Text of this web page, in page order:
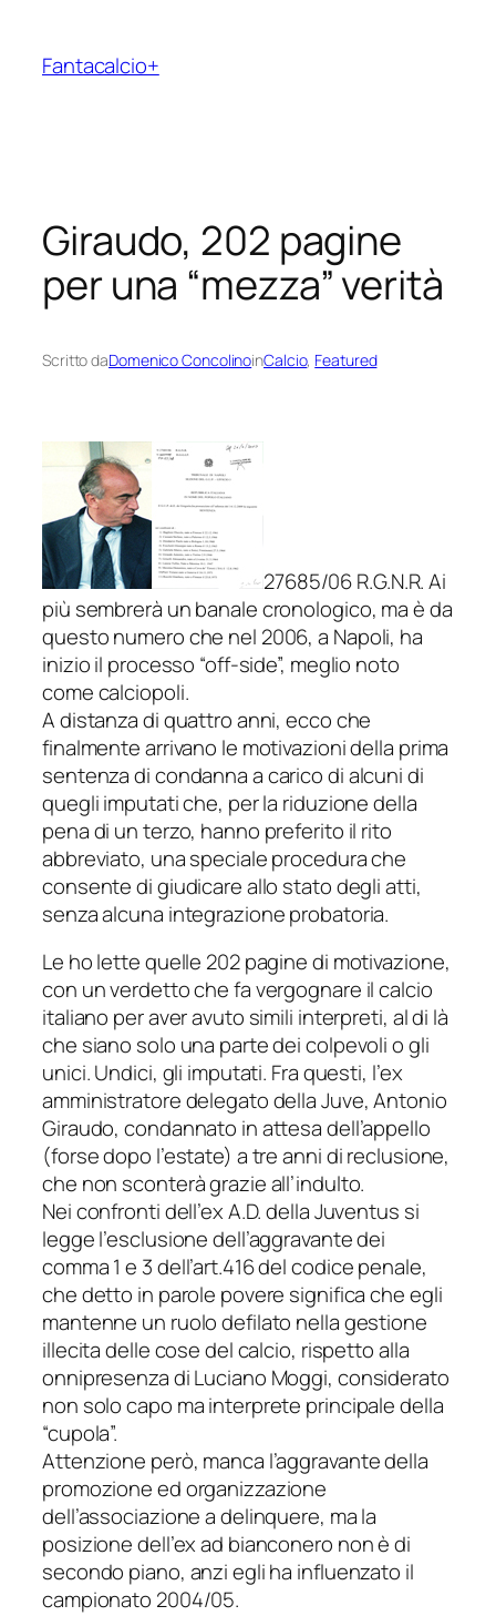
contenuto
Fantacalcio+
Giraudo, 202 pagine
per una “mezza” verità
Scritto daDomenico ConcolinoinCalcio, Featured
27685/06 R.G.N.R. Ai
più sembrerà un banale cronologico, ma è da
questo numero che nel 2006, a Napoli, ha
inizio il processo “off-side”, meglio noto
come calciopoli.
A distanza di quattro anni, ecco che
finalmente arrivano le motivazioni della prima
sentenza di condanna a carico di alcuni di
quegli imputati che, per la riduzione della
pena di un terzo, hanno preferito il rito
abbreviato, una speciale procedura che
consente di giudicare allo stato degli atti,
senza alcuna integrazione probatoria.
Le ho lette quelle 202 pagine di motivazione,
con un verdetto che fa vergognare il calcio
italiano per aver avuto simili interpreti, al di là
che siano solo una parte dei colpevoli o gli
unici. Undici, gli imputati. Fra questi, l’ex
amministratore delegato della Juve, Antonio
Giraudo, condannato in attesa dell’appello
(forse dopo l’estate) a tre anni di reclusione,
che non sconterà grazie all’indulto.
Nei confronti dell’ex A.D. della Juventus si
legge l’esclusione dell’aggravante dei
comma 1 e 3 dell’art.416 del codice penale,
che detto in parole povere significa che egli
mantenne un ruolo defilato nella gestione
illecita delle cose del calcio, rispetto alla
onnipresenza di Luciano Moggi, considerato
non solo capo ma interprete principale della
“cupola”.
Attenzione però, manca l’aggravante della
promozione ed organizzazione
dell’associazione a delinquere, ma la
posizione dell’ex ad bianconero non è di
secondo piano, anzi egli ha influenzato il
campionato 2004/05.